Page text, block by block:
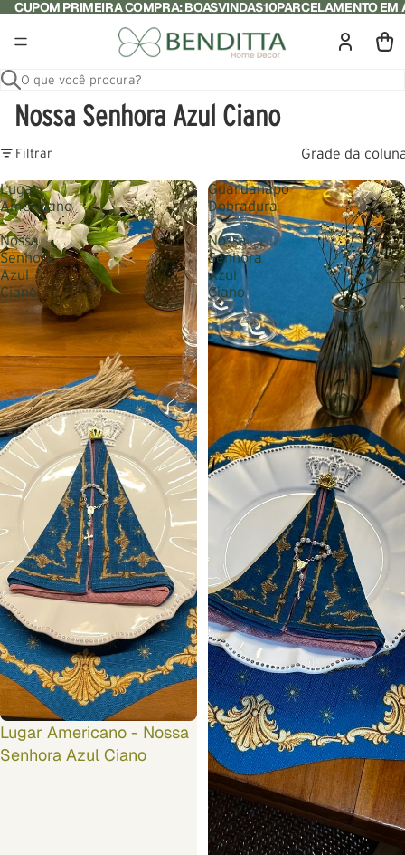
CUPOM PRIMEIRA COMPRA: BOASVINDAS10PARCELAMENTO EM
O que você procura?
Nossa Senhora Azul Ciano
Filtrar Grade da
Lugar
Americano
-
Nossa
Senhora
Azul
Ciano
Lugar Americano - Nossa
Senhora Azul Ciano
Guardanapo
Dobradura
-
Nossa
Senhora
Azul
Ciano